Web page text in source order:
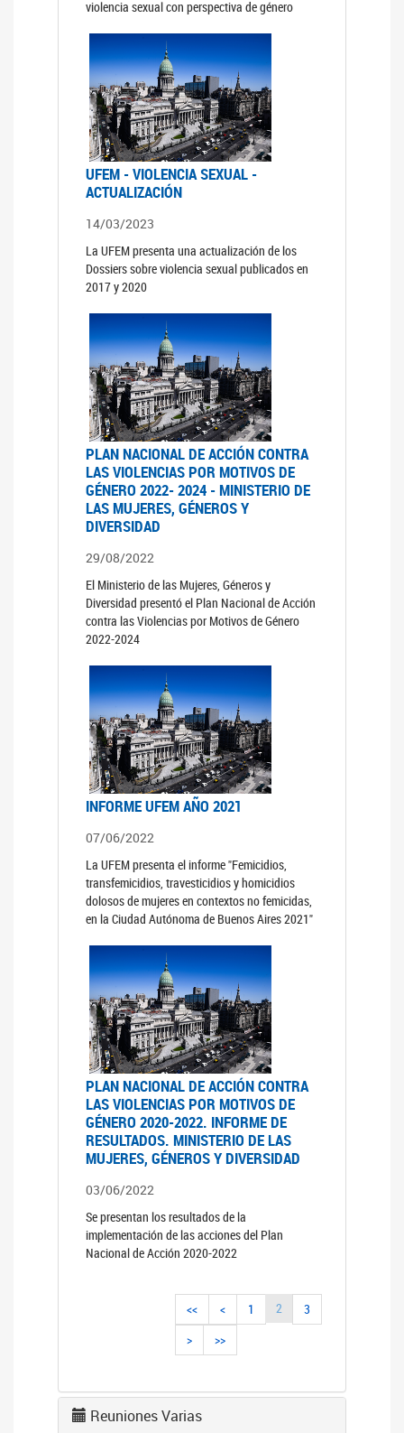
violencia sexual con perspectiva de género
UFEM - VIOLENCIA SEXUAL -
ACTUALIZACIÓN
14/03/2023
La UFEM presenta una actualización de los
Dossiers sobre violencia sexual publicados en
2017 y 2020
PLAN NACIONAL DE ACCIÓN CONTRA
LAS VIOLENCIAS POR MOTIVOS DE
GÉNERO 2022- 2024 - MINISTERIO DE
LAS MUJERES, GÉNEROS Y
DIVERSIDAD
29/08/2022
El Ministerio de las Mujeres, Géneros y
Diversidad presentó el Plan Nacional de Acción
contra las Violencias por Motivos de Género
2022-2024
INFORME UFEM AÑO 2021
07/06/2022
La UFEM presenta el informe "Femicidios,
transfemicidios, travesticidios y homicidios
dolosos de mujeres en contextos no femicidas,
en la Ciudad Autónoma de Buenos Aires 2021"
PLAN NACIONAL DE ACCIÓN CONTRA
LAS VIOLENCIAS POR MOTIVOS DE
GÉNERO 2020-2022. INFORME DE
RESULTADOS. MINISTERIO DE LAS
MUJERES, GÉNEROS Y DIVERSIDAD
03/06/2022
Se presentan los resultados de la
implementación de las acciones del Plan
Nacional de Acción 2020-2022
<< < 1 2
3
>
>>
Reuniones Varias